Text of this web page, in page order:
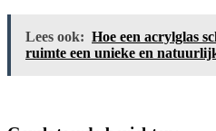
Lees ook: Hoe een acrylglas
ruimte een unieke en